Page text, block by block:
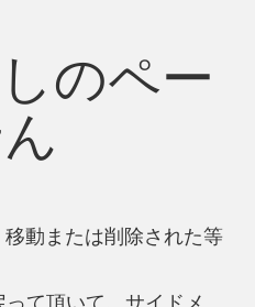
のペー
動または削除された等
て頂いて、サイドメ